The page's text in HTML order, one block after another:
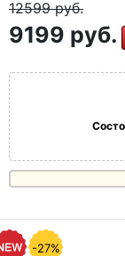
12599руб.
9199 руб.
-27%